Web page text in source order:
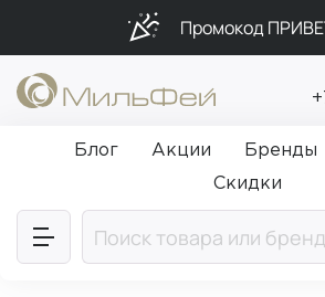
Промокод
Подарки в каждый заказ
Бесплатная доставка
Блог Акции Бренды
Скидки